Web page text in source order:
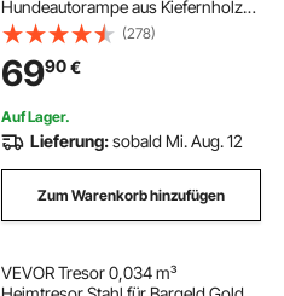
Hundeautorampe aus Kiefernholz
Gummi Hundeeinstiegshilfe 6-
stufige Höheneinstellungen
Tierrampe ca. 113kg Tragfähigkeit
für große kleine Hunde
(278)
6990€
Auf Lager.
Lieferung:sobald Mi. Aug. 12
Zum Warenkorb hinzufügen
VEVOR Tresor 0,034 m³